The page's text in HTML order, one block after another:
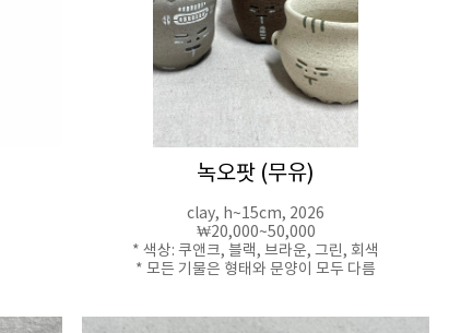
녹오팟 (무유)
clay, h~15cm, 2026
₩20,000~50,000
* 색상: 쿠앤크, 블랙, 브라운, 그린, 회색
* 모든 기물은 형태와 문양이 모두 다름